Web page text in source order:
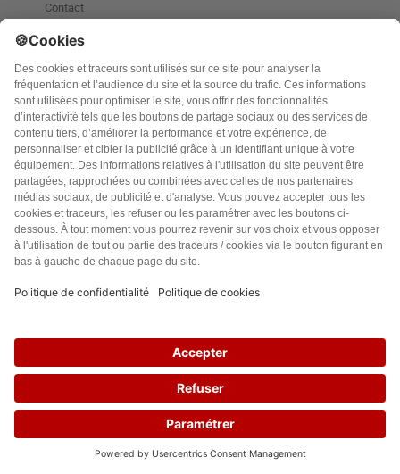
Contact
Questions fréquentes
Pétitions Covid-19
Paramètres cookies
Réseaux sociaux
Facebook
Twitter
Youtube
Lettre d'information
des combats citoyens en cours.
Inscrivez-vous